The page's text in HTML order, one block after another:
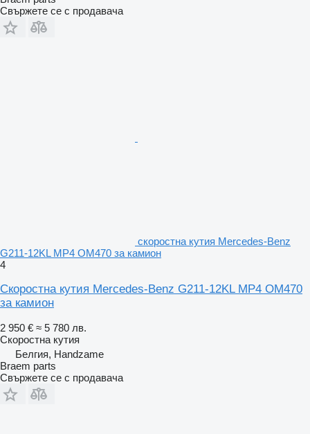
Свържете се с продавача
скоростна кутия Mercedes-Benz
G211-12KL MP4 OM470 за камион
4
Скоростна кутия Mercedes-Benz G211-12KL MP4 OM470
за камион
2 950 € ≈ 5 780 лв.
Скоростна кутия
Белгия, Handzame
Braem parts
Свържете се с продавача